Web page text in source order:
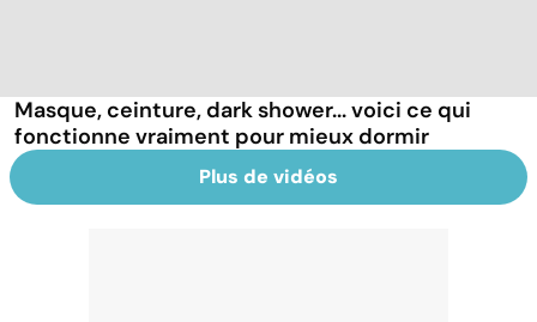
Masque, ceinture, dark shower... voici ce qui
fonctionne vraiment pour mieux dormir
Plus de vidéos